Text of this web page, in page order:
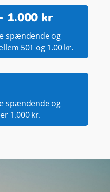
1.000 kr
spændende og
501 og 1.00 kr.
spændende og
1.000 kr.